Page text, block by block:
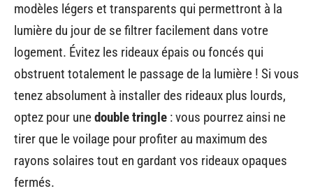
modèles légers et transparents qui permettront à la
lumière du jour de se filtrer facilement dans votre
logement. Évitez les rideaux épais ou foncés qui
obstruent totalement le passage de la lumière ! Si vous
tenez absolument à installer des rideaux plus lourds,
optez pour unedouble tringle : vous pourrez ainsi ne
tirer que le voilage pour profiter au maximum des
rayons solaires tout en gardant vos rideaux opaques
fermés.